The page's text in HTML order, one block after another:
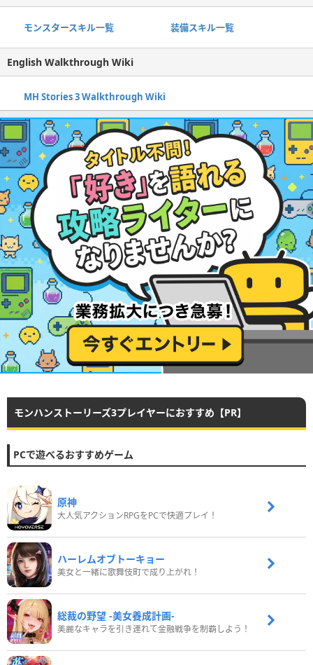
モンスタースキル一覧 装備スキル一覧
English Walkthrough Wiki
MH Stories 3 Walkthrough Wiki
モンハンストーリーズ3プレイヤーにおすすめ【PR】
PCで遊べるおすすめゲーム
原神
大人気アクションRPGをPCで快適プレイ！
ハーレムオブトーキョー
美女と一緒に歌舞伎町で成り上がれ！
総裁の野望 -美女養成計画-
美麗なキャラを引き連れて金融戦争を制覇しよう！